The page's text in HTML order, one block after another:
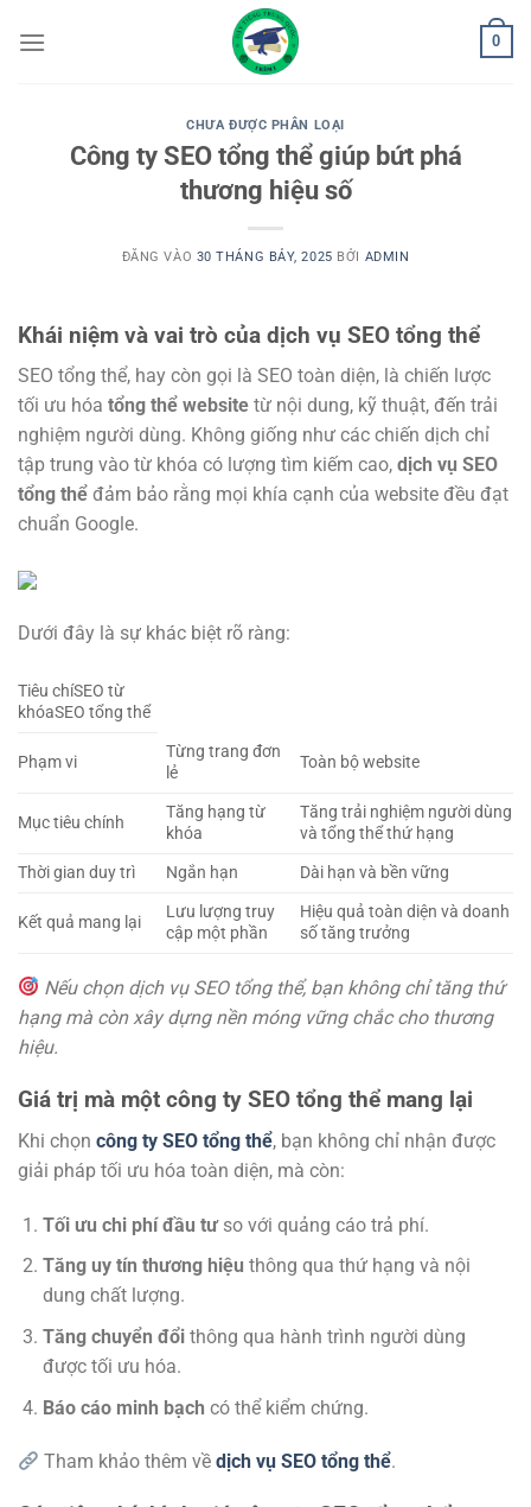
qua
0
CHƯA ĐƯỢC PHÂN LOẠI
Công ty SEO tổng thể giúp bứt phá
thương hiệu số
ĐĂNG VÀO 30 THÁNG BẢY, 2025 BỞI ADMIN
Khái niệm và vai trò của dịch vụ SEO tổng thể
SEO tổng thể, hay còn gọi là SEO toàn diện, là chiến lược
tối ưu hóa tổng thể website từ nội dung, kỹ thuật, đến trải
nghiệm người dùng. Không giống như các chiến dịch chỉ
tập trung vào từ khóa có lượng tìm kiếm cao, dịch vụ SEO
tổng thể đảm bảo rằng mọi khía cạnh của website đều đạt
chuẩn Google.
Dưới đây là sự khác biệt rõ ràng:
Tiêu chíSEO từ
khóaSEO tổng thể
Phạm vi
Từng trang đơn
lẻ
Toàn bộ website
Mục tiêu chính
Tăng hạng từ
khóa
Tăng trải nghiệm người dùng
và tổng thể thứ hạng
Thời gian duy trì
Ngắn hạn Dài hạn và bền vững
Kết quả mang lại
Lưu lượng truy
cập một phần
Hiệu quả toàn diện và doanh
số tăng trưởng
Nếu chọn dịch vụ SEO tổng thể, bạn không chỉ tăng thứ
hạng mà còn xây dựng nền móng vững chắc cho thương
hiệu.
Giá trị mà một công ty SEO tổng thể mang lại
Khi chọn công ty SEO tổng thể, bạn không chỉ nhận được
giải pháp tối ưu hóa toàn diện, mà còn:
Tối ưu chi phí đầu tưso với quảng cáo trả phí.
Tăng uy tín thương hiệu thông qua thứ hạng và nội
dung chất lượng.
Tăng chuyển đổithông qua hành trình người dùng
được tối ưu hóa.
Báo cáo minh bạch có thể kiểm chứng.
Tham khảo thêm vềdịch vụ SEO tổng thể.